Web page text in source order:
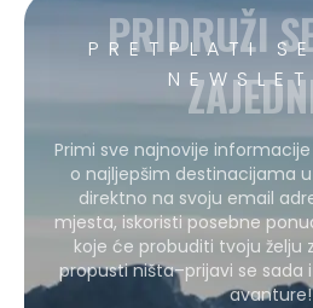
PRETPLATI
PRIDRUŽI
Primi sve najnovije
o najljepšim destinacijama
direktno na svoju email
mjesta, iskoristi posebne
koje će probuditi tvoju želju
propusti ništa–prijavi se sada
avanture!